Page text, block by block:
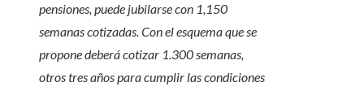
pensiones, puede jubilarse con 1,150
semanas cotizadas. Con el esquema que se
propone deberá cotizar 1.300 semanas,
otros tres años para cumplir las condiciones